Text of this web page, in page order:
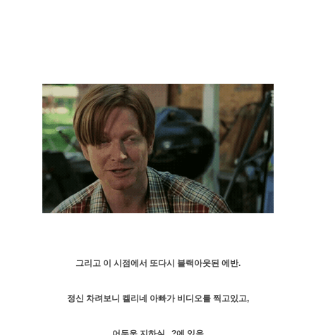
그리고 이 시점에서 또다시 블랙아웃된 에반.
정신 차려보니 켈리네 아빠가 비디오를 찍고있고,